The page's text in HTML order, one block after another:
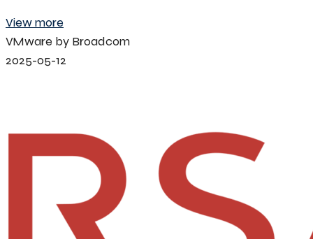
View more
VMware by Broadcom
2025-05-12